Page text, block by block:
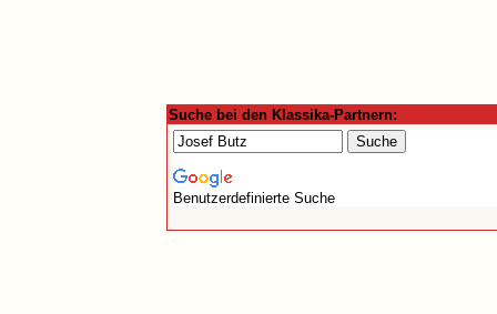
Suche bei den Klassika-Partnern:
Benutzerdefinierte Suche